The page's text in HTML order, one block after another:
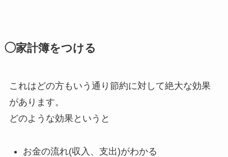
◯家計簿をつける
これはどの方もいう通り節約に対して絶大な効果
があります。
どのような効果というと
お金の流れ(収入、支出)がわかる